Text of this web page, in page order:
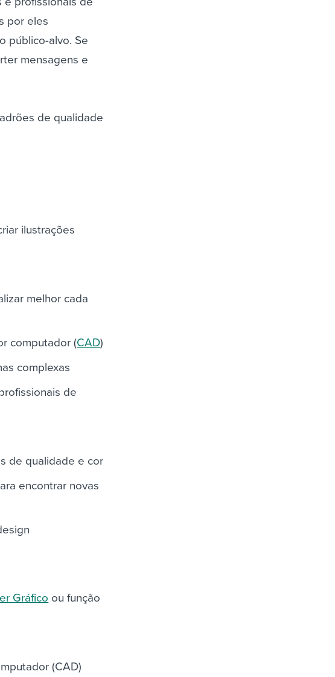
por eles
público-alvo. Se
mensagens e
de qualidade
ilustrações
melhor cada
computador (CAD)
complexas
de
de qualidade e cor
encontrar novas
Gráfico ou função
(CAD)